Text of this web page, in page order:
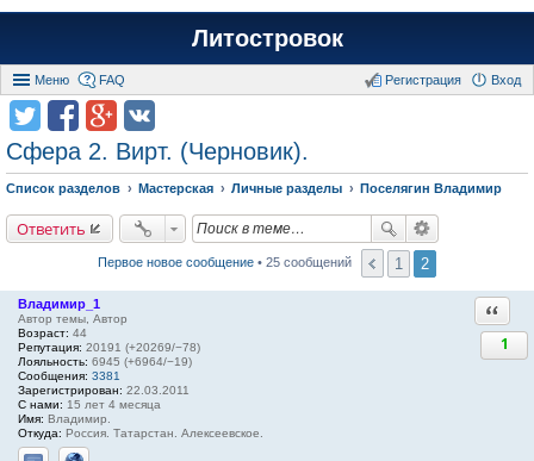
Литостровок
Меню FAQ Вход
Регистрация
Сфера 2. Вирт. (Черновик).
Список разделов Мастерская Личные разделы Поселягин Владимир
Ответить
Первое новое сообщение • 25 сообщений 1 2
Владимир_1
Автор темы, Автор
Возраст: 44
Репутация: 20191 (+20269/−78)
Лояльность: 6945 (+6964/−19)
Сообщения: 3381
Зарегистрирован: 22.03.2011
С нами: 15 лет 4 месяца
Имя: Владимир.
Откуда: Россия. Татарстан. Алексеевское.
1